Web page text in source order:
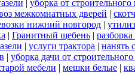
| уборка от строительного
межкомнатных дверей |
нижний новгород |
| Гранитный щебень |
| услуги трактора | нанять
| уборка дачи от
мебели | мешки белые |